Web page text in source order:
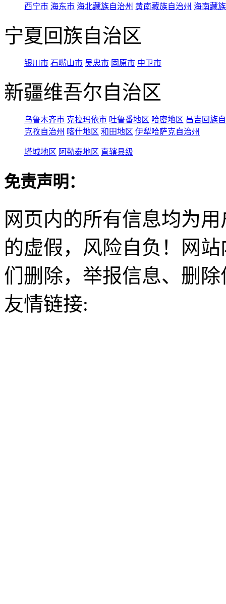
西宁市 海东市 海北藏族自治州 黄南藏族自治州 海南藏
宁夏回族自治区
银川市 石嘴山市 吴忠市 固原市 中卫市
新疆维吾尔自治区
乌鲁木齐市 克拉玛依市 吐鲁番地区 哈密地区 昌吉回族
克孜自治州 喀什地区 和田地区 伊犁哈萨克自治州
塔城地区 阿勒泰地区 直辖县级
免责声明：
网页内的所有信息均为
的虚假，风险自负！网
们删除，举报信息、删
友情链接: